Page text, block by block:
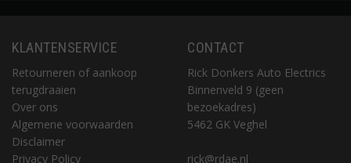
KLANTENSERVICE
Retourneren of aankoop
terugdraaien
Over ons
Algemene voorwaarden
Disclaimer
Privacy Policy
CONTACT
Rick Donkers Auto Electrics
Binnenveld 9 (geen
bezoekadres)
5462 GK Veghel
rick@rdae.nl